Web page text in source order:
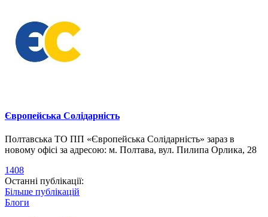
Європейська Солідарність
Полтавська ТО ПП «Європейська Солідарність» зараз в
новому офісі за адресою: м. Полтава, вул. Пилипа Орлика, 28
1408
Останні публікації:
Більше публікацій
Блоги